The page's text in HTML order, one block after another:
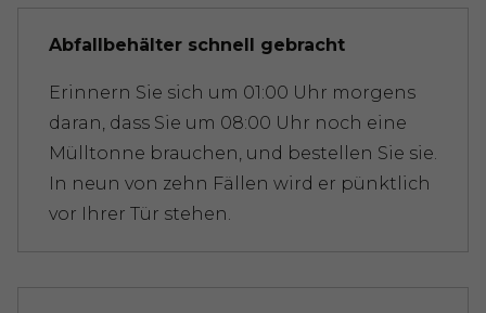
Abfallbehälter schnell gebracht
Erinnern Sie sich um 01:00 Uhr morgens
daran, dass Sie um 08:00 Uhr noch eine
Mülltonne brauchen, und bestellen Sie sie.
In neun von zehn Fällen wird er pünktlich
vor Ihrer Tür stehen.